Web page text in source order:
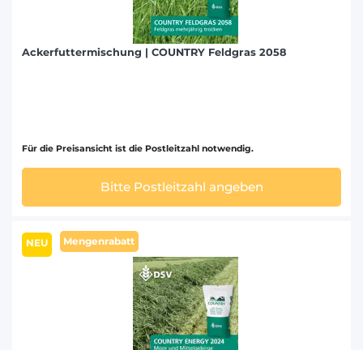
Ackerfuttermischung | COUNTRY Feldgras 2058
Für die Preisansicht ist die Postleitzahl notwendig.
Bitte Postleitzahl angeben
NEU Mengenrabatt